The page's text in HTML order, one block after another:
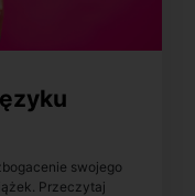
swojego
Przeczytaj